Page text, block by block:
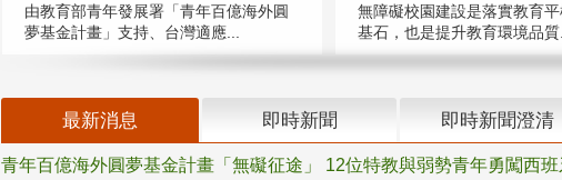
由教育部青年發展署「青年百億海外圓
夢基金計畫」支持、台灣適應...
無障礙校園建設是落實教育
基石，也是提升教育環境品質
最新消息 即時新聞 即時新聞澄清
青年百億海外圓夢基金計畫「無礙征途」 12位特教與弱勢青年勇闖西